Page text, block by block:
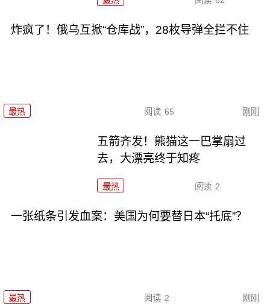
炸疯了！俄乌互掀“仓库战”，28枚导弹全拦不住
最热 阅读 65 刚刚
五箭齐发！熊猫这一巴掌扇过
去，大漂亮终于知疼
最热 阅读 2
一张纸条引发血案：美国为何要替日本“托底”？
最热 阅读 2 刚刚